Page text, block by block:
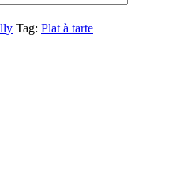
Tag: Plat à tarte